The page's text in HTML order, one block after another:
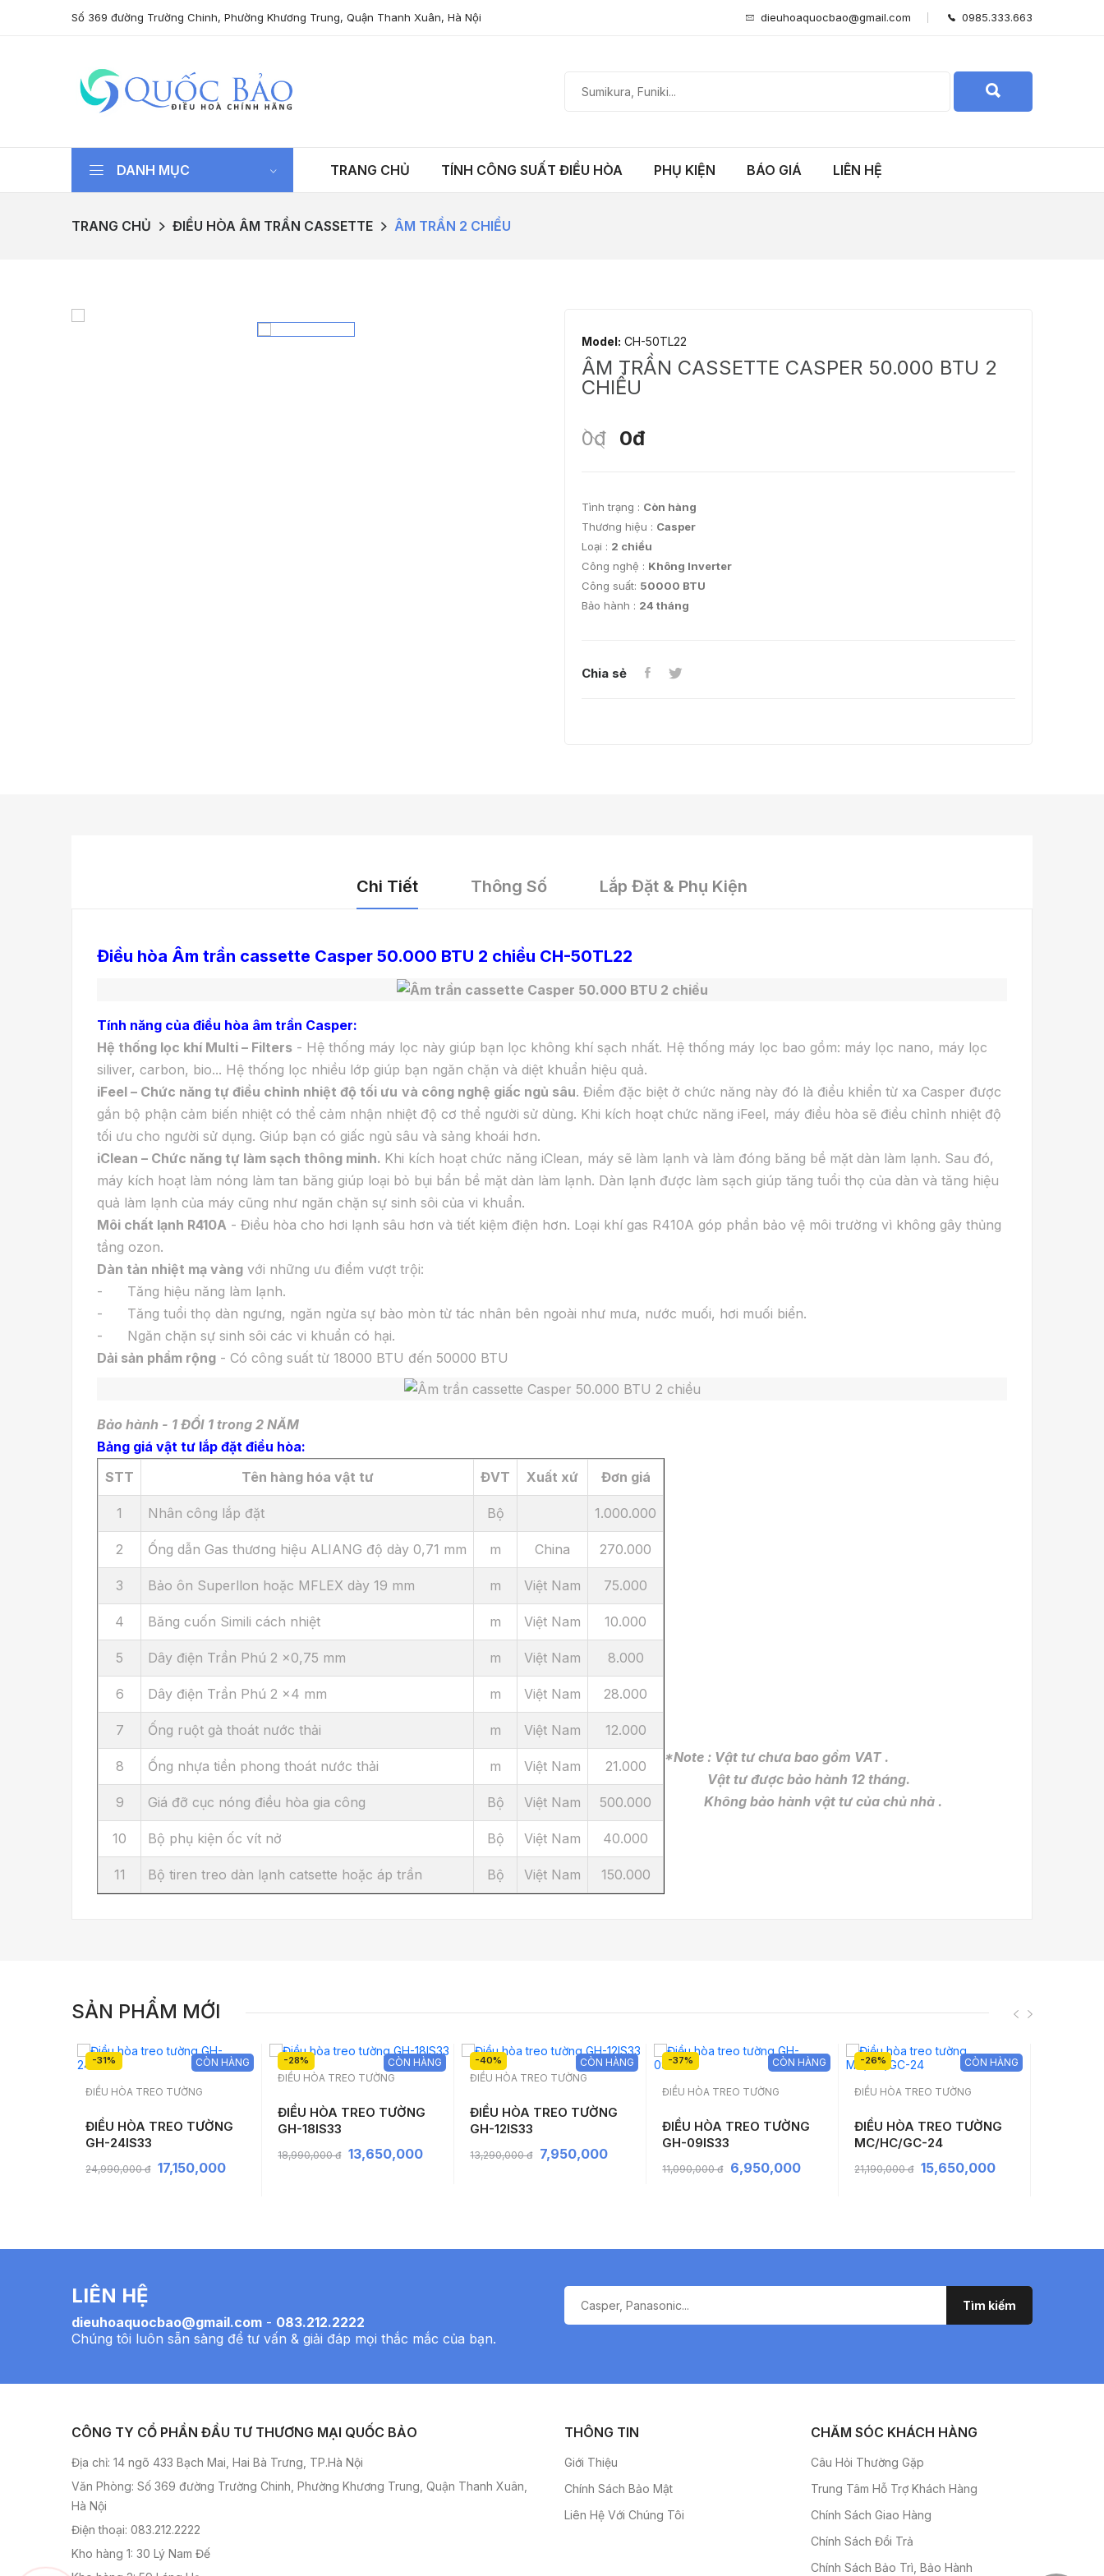
Số 369 đường Trường Chinh, Phường Khương Trung, Quận Thanh Xuân, Hà Nội dieuhoaquocbao@gmail.com 0985.333.663
DANH MỤC TRANG CHỦ TÍNH CÔNG SUẤT ĐIỀU HÒA PHỤ KIỆN BÁO GIÁ LIÊN HỆ
TRANG CHỦ ĐIỀU HÒA ÂM TRẦN CASSETTE ÂM TRẦN 2 CHIỀU
Model: CH-50TL22
ÂM TRẦN CASSETTE CASPER 50.000 BTU 2
CHIỀU
0đ 0đ
Tình trạng : Còn hàng
Thương hiệu : Casper
Loại : 2 chiều
Công nghệ : Không Inverter
Công suất: 50000 BTU
Bảo hành : 24 tháng
Chia sẻ
Chi Tiết Thông Số Lắp Đặt & Phụ Kiện
Điều hòa Âm trần cassette Casper 50.000 BTU 2 chiều CH-50TL22
Tính năng của điều hòa âm trần Casper:
Hệ thống lọc khí Multi – Filters - Hệ thống máy lọc này giúp bạn lọc không khí sạch nhất. Hệ thống máy lọc bao gồm: máy lọc nano, máy lọc
siliver, carbon, bio... Hệ thống lọc nhiều lớp giúp bạn ngăn chặn và diệt khuẩn hiệu quả.
iFeel – Chức năng tự điều chỉnh nhiệt độ tối ưu và công nghệ giấc ngủ sâu. Điểm đặc biệt ở chức năng này đó là điều khiển từ xa Casper được
gắn bộ phận cảm biến nhiệt có thể cảm nhận nhiệt độ cơ thể người sử dùng. Khi kích hoạt chức năng iFeel, máy điều hòa sẽ điều chỉnh nhiệt độ
tối ưu cho người sử dụng. Giúp bạn có giấc ngủ sâu và sảng khoái hơn.
iClean – Chức năng tự làm sạch thông minh. Khi kích hoạt chức năng iClean, máy sẽ làm lạnh và làm đóng băng bề mặt dàn làm lạnh. Sau đó,
máy kích hoạt làm nóng làm tan băng giúp loại bỏ bụi bẩn bề mặt dàn làm lạnh. Dàn lạnh được làm sạch giúp tăng tuổi thọ của dàn và tăng hiệu
quả làm lạnh của máy cũng như ngăn chặn sự sinh sôi của vi khuẩn.
Môi chất lạnh R410A - Điều hòa cho hơi lạnh sâu hơn và tiết kiệm điện hơn. Loại khí gas R410A góp phần bảo vệ môi trường vì không gây thủng
tầng ozon.
Dàn tản nhiệt mạ vàng với những ưu điểm vượt trội:
- Tăng hiệu năng làm lạnh.
- Tăng tuổi thọ dàn ngưng, ngăn ngừa sự bào mòn từ tác nhân bên ngoài như mưa, nước muối, hơi muối biển.
- Ngăn chặn sự sinh sôi các vi khuẩn có hại.
Dải sản phẩm rộng - Có công suất từ 18000 BTU đến 50000 BTU
Bảo hành - 1 ĐỔI 1 trong 2 NĂM
Bảng giá vật tư lắp đặt điều hòa:
STT
Tên hàng hóa vật tư ĐVT Xuất xứ Đơn giá
1 Nhân công lắp đặt Bộ 1.000.000
2 Ống dẫn Gas thương hiệu ALIANG độ dày 0,71 mm m China 270.000
3 Bảo ôn Superllon hoặc MFLEX dày 19 mm m Việt Nam 75.000
4 Băng cuốn Simili cách nhiệt m Việt Nam 10.000
5 Dây điện Trần Phú 2 x0,75 mm m Việt Nam 8.000
6 Dây điện Trần Phú 2 x4 mm m Việt Nam 28.000
7 Ống ruột gà thoát nước thải m Việt Nam 12.000
8 Ống nhựa tiền phong thoát nước thải m Việt Nam 21.000
9 Giá đỡ cục nóng điều hòa gia công Bộ Việt Nam 500.000
10 Bộ phụ kiện ốc vít nở Bộ Việt Nam 40.000
11 Bộ tiren treo dàn lạnh catsette hoặc áp trần Bộ Việt Nam 150.000
*Note : Vật tư chưa bao gồm VAT .
Vật tư được bảo hành 12 tháng.
Không bảo hành vật tư của chủ nhà .
SẢN PHẨM MỚI
-31%
ĐIỀU HÒA TREO TƯỜNG
ĐIỀU HÒA TREO TƯỜNG
GH-24IS33
CÒN HÀNG
24,990,000 đ 17,150,000
-28%
ĐIỀU HÒA TREO TƯỜNG
ĐIỀU HÒA TREO TƯỜNG
GH-18IS33
CÒN HÀNG
18,990,000 đ 13,650,000
-40%
ĐIỀU HÒA TREO TƯỜNG
ĐIỀU HÒA TREO TƯỜNG
GH-12IS33
CÒN HÀNG
13,290,000 đ 7,950,000
-37%
ĐIỀU HÒA TREO TƯỜNG
ĐIỀU HÒA TREO TƯỜNG
GH-09IS33
CÒN HÀNG
11,090,000 đ 6,950,000
-26%
ĐIỀU HÒA TREO TƯỜNG
ĐIỀU HÒA TREO TƯỜNG
MC/HC/GC-24
CÒN HÀNG
21,190,000 đ 15,650,000
LIÊN HỆ
dieuhoaquocbao@gmail.com - 083.212.2222
Chúng tôi luôn sẵn sàng để tư vấn & giải đáp mọi thắc mắc của bạn.
CÔNG TY CỔ PHẦN ĐẦU TƯ THƯƠNG MẠI QUỐC BẢO
Địa chỉ: 14 ngõ 433 Bạch Mai, Hai Bà Trưng, TP.Hà Nội
Văn Phòng: Số 369 đường Trường Chinh, Phường Khương Trung, Quận Thanh Xuân,
Hà Nội
Điện thoại: 083.212.2222
Kho hàng 1: 30 Lý Nam Đế
THÔNG TIN
Giới Thiệu
Chính Sách Bảo Mật
Liên Hệ Với Chúng Tôi
CHĂM SÓC KHÁCH HÀNG
Câu Hỏi Thường Gặp
Trung Tâm Hỗ Trợ Khách Hàng
Chính Sách Giao Hàng
Chính Sách Đổi Trả
Chính Sách Bảo Trì, Bảo Hành